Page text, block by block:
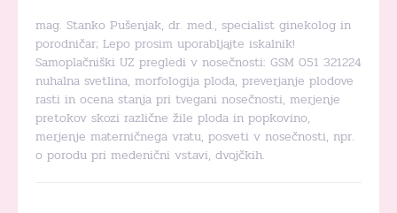
mag. Stanko Pušenjak, dr. med., specialist ginekolog in
porodničar; Lepo prosim uporabljajte iskalnik!
Samoplačniški UZ pregledi v nosečnosti: GSM 051 321224
nuhalna svetlina, morfologija ploda, preverjanje plodove
rasti in ocena stanja pri tvegani nosečnosti, merjenje
pretokov skozi različne žile ploda in popkovino,
merjenje materničnega vratu, posveti v nosečnosti, npr.
o porodu pri medenični vstavi, dvojčkih.